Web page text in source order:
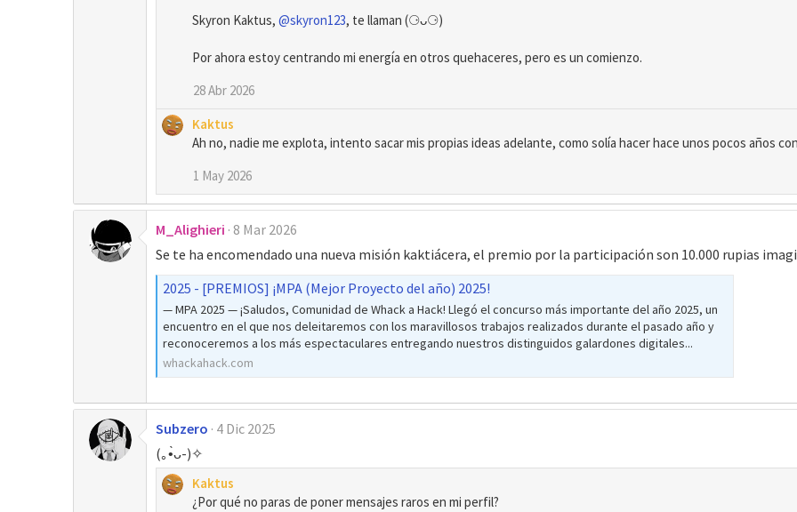
Skyron Kaktus, @skyron123, te llaman (⚆ᴗ⚆)
Por ahora estoy centrando mi energía en otros quehaceres, pero es un comienzo.
28 Abr 2026
Kaktus
Ah no, nadie me explota, intento sacar mis propias ideas adelante, como solía hacer hace unos pocos años
1 May 2026
M_Alighieri 8 Mar 2026
Se te ha encomendado una nueva misión kaktiácera, el premio por la participación son 10.000 rupias
2025 - [PREMIOS] ¡MPA (Mejor Proyecto del año) 2025!
— MPA 2025 — ¡Saludos, Comunidad de Whack a Hack! Llegó el concurso más importante del año 2025, un
encuentro en el que nos deleitaremos con los maravillosos trabajos realizados durante el pasado año y
reconoceremos a los más espectaculares entregando nuestros distinguidos galardones digitales...
whackahack.com
Subzero 4 Dic 2025
(⁠｡⁠•̀⁠ᴗ⁠-⁠)⁠✧
Kaktus
¿Por qué no paras de poner mensajes raros en mi perfil?